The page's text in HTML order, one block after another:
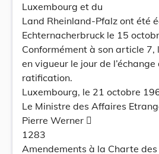
Luxembourg et du
Land Rheinland-Pfalz ont été
Echternacherbruck le 15
Conformément à son article 7,
en vigueur le jour de
ratification.
Luxembourg, le 21 octobre
Le Ministre des Affaires
Pierre Werner 
1283
Amendements à la Charte